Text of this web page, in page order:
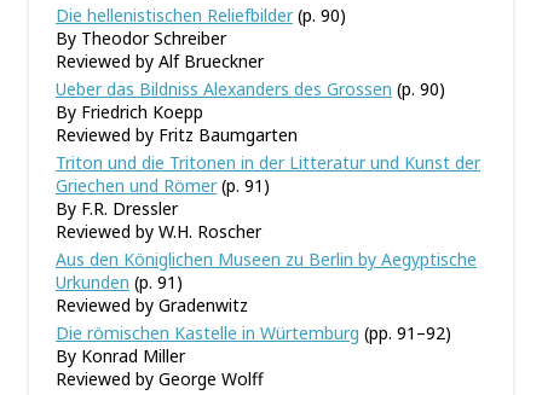
Die hellenistischen Reliefbilder(p. 90)
By Theodor Schreiber
Reviewed by Alf Brueckner
Ueber das Bildniss Alexanders des Grossen (p. 90)
By Friedrich Koepp
Reviewed by Fritz Baumgarten
Triton und die Tritonen in der Litteratur und Kunst der
Griechen und Römer(p. 91)
By F.R. Dressler
Reviewed by W.H. Roscher
Aus den Königlichen Museen zu Berlin by Aegyptische
Urkunden (p. 91)
Reviewed by Gradenwitz
Die römischen Kastelle in Würtemburg (pp. 91–92)
By Konrad Miller
Reviewed by George Wolff